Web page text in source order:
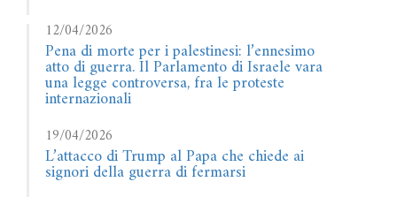
12/04/2026
Pena di morte per i palestinesi: l’ennesimo
atto di guerra. Il Parlamento di Israele vara
una legge controversa, fra le proteste
internazionali
19/04/2026
L’attacco di Trump al Papa che chiede ai
signori della guerra di fermarsi